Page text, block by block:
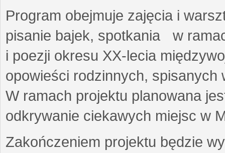
Program obejmuje zajęcia i
pisanie bajek, spotkania w
i poezji okresu XX-lecia
opowieści rodzinnych,
W ramach projektu planowana
odkrywanie ciekawych miejsc w
Zakończeniem projektu będzie